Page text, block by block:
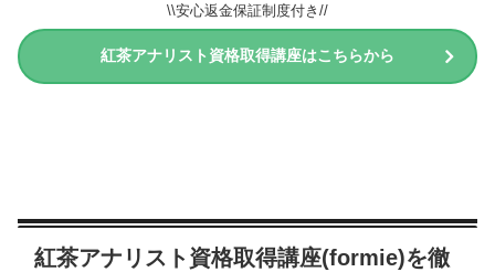
\\安心返金保証制度付き//
紅茶アナリスト資格取得講座はこちらから
紅茶アナリスト資格取得講座(formie)を徹